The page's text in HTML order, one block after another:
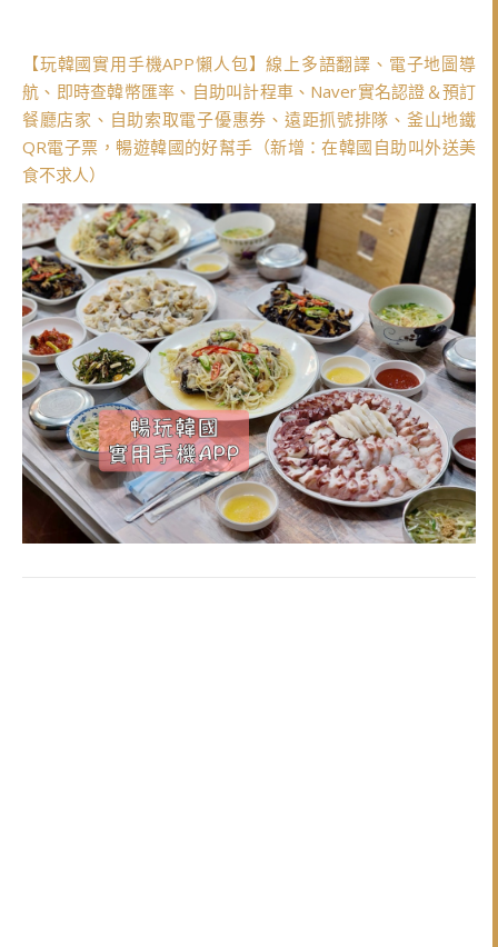
【玩韓國實用手機APP懶人包】線上多語翻譯、電子地圖導
航、即時查韓幣匯率、自助叫計程車、Naver實名認證＆預訂
餐廳店家、自助索取電子優惠券、遠距抓號排隊、釜山地鐵
QR電子票，暢遊韓國的好幫手（新增：在韓國自助叫外送美
食不求人）